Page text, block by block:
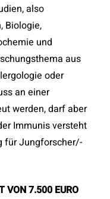
also
Biologie,
und
aus
oder
an einer
werden, darf aber
Immunis versteht
für Jungforscher/-
VON 7.500 EURO